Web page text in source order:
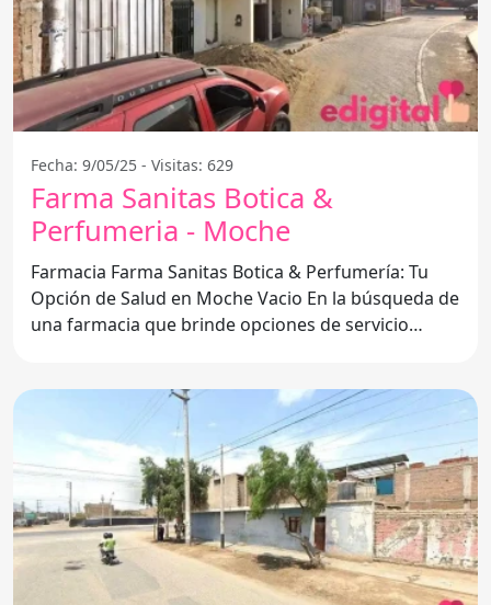
Fecha: 9/05/25 - Visitas: 629
Farma Sanitas Botica &
Perfumeria - Moche
Farmacia Farma Sanitas Botica & Perfumería: Tu
Opción de Salud en Moche Vacio En la búsqueda de
una farmacia que brinde opciones de servicio